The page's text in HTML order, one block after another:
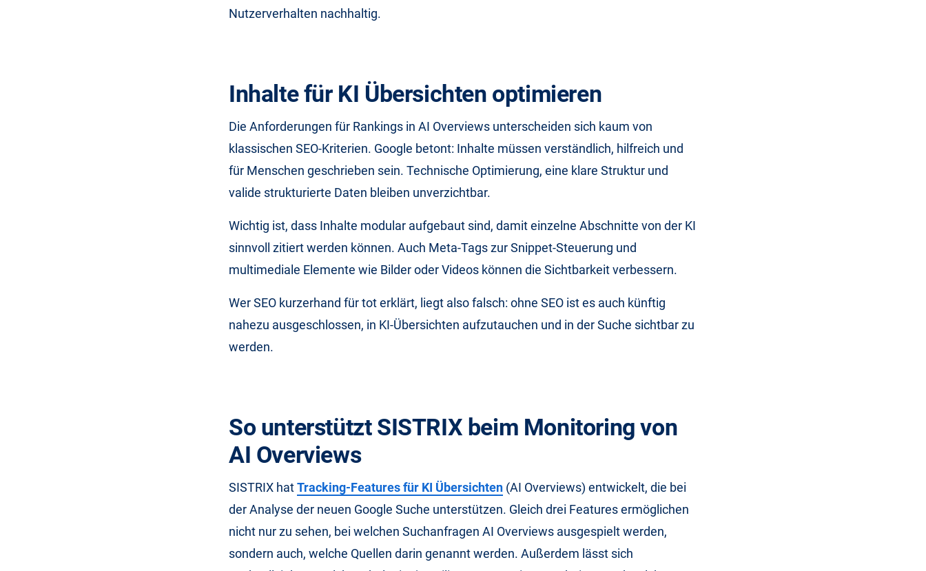
Nutzerverhalten nachhaltig.
Inhalte für KI Übersichten optimieren
Die Anforderungen für Rankings in AI Overviews unterscheiden sich kaum von
klassischen SEO-Kriterien. Google betont: Inhalte müssen verständlich, hilfreich und
für Menschen geschrieben sein. Technische Optimierung, eine klare Struktur und
valide strukturierte Daten bleiben unverzichtbar.
Wichtig ist, dass Inhalte modular aufgebaut sind, damit einzelne Abschnitte von der KI
sinnvoll zitiert werden können. Auch Meta-Tags zur Snippet-Steuerung und
multimediale Elemente wie Bilder oder Videos können die Sichtbarkeit verbessern.
Wer SEO kurzerhand für tot erklärt, liegt also falsch: ohne SEO ist es auch künftig
nahezu ausgeschlossen, in KI-Übersichten aufzutauchen und in der Suche sichtbar zu
werden.
So unterstützt SISTRIX beim Monitoring von
AI Overviews
SISTRIX hatTracking-Features für KI Übersichten (AI Overviews) entwickelt, die bei
der Analyse der neuen Google Suche unterstützen. Gleich drei Features ermöglichen
nicht nur zu sehen, bei welchen Suchanfragen AI Overviews ausgespielt werden,
sondern auch, welche Quellen darin genannt werden. Außerdem lässt sich